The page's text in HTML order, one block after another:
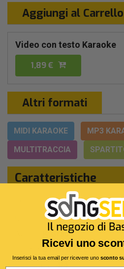
Aggiungi al Carrello
Video con testo Karaoke
1,89 €
Altri formati
MIDI KARAOKE
MP3
MULTITRACCIA
Caratteristiche
Interprete Originale:Kenya
Pop/rock
K.Grace
3 Min 0 Sec
Segnatura:4/4
Ricevi uno
Inserisci la tua email per ricevere uno sconto